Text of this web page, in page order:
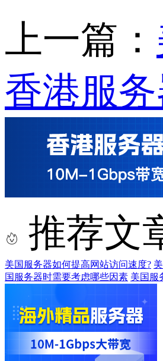
上一篇：
香港服
推荐文
美国服务器如何提高网站访问速度?
国服务器时需要考虑哪些因素 美国服